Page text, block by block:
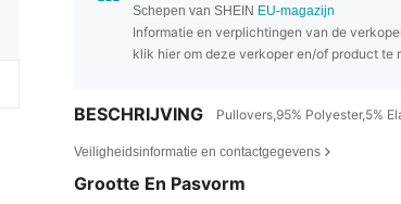
Schepen van SHEIN EU-magazijn
Informatie en verplichtingen van de
BESCHRIJVING Pullovers,95% Polyester,5%
Veiligheidsinformatie en contactgegevens
Grootte En Pasvorm